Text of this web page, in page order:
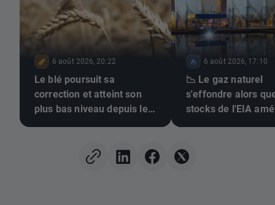
6 août 2026, 20:22
Le blé poursuit sa
correction et atteint son
plus bas niveau depuis le
centre de l'attention
6 août 2026, 17:10
📉 Le gaz naturel
s'effondre alors
stocks de l'EIA